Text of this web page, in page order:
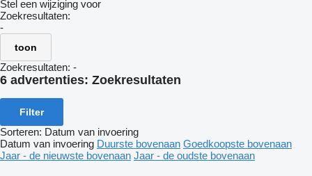
Stel een wijziging voor
Zoekresultaten:
-
toon
Zoekresultaten: -
6 advertenties: Zoekresultaten
Filter
Sorteren: Datum van invoering
Datum van invoering Duurste bovenaan Goedkoopste bovenaan
Jaar - de nieuwste bovenaan Jaar - de oudste bovenaan